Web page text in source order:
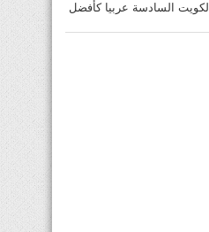
الكويت السادسة عربيا كأفضل